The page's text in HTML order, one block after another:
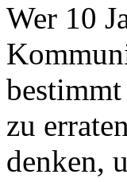
Wer 10
zu
denken,